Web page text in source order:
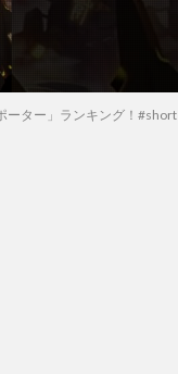
ーター」ランキング！